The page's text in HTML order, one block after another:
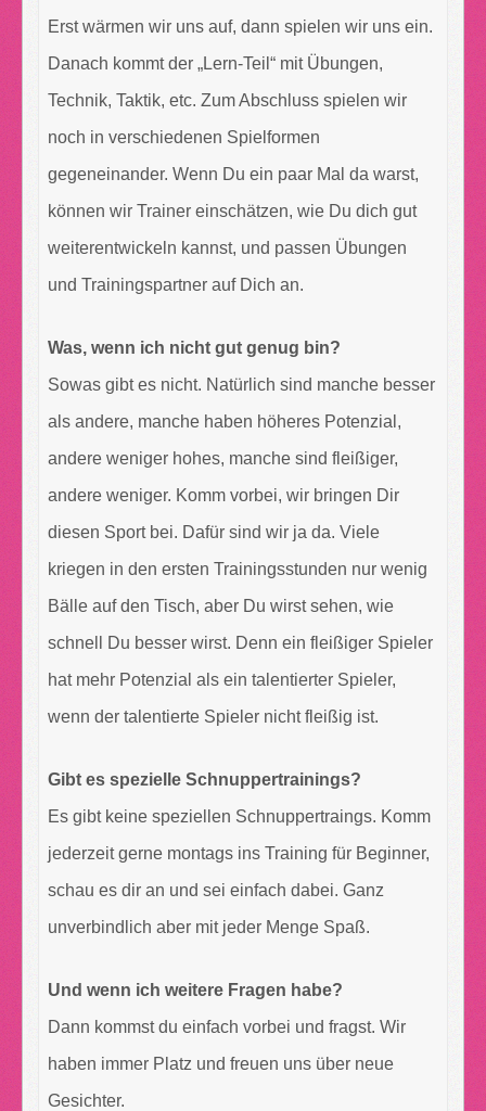
Erst wärmen wir uns auf, dann spielen wir uns ein.
Danach kommt der „Lern-Teil“ mit Übungen,
Technik, Taktik, etc. Zum Abschluss spielen wir
noch in verschiedenen Spielformen
gegeneinander. Wenn Du ein paar Mal da warst,
können wir Trainer einschätzen, wie Du dich gut
weiterentwickeln kannst, und passen Übungen
und Trainingspartner auf Dich an.
Was, wenn ich nicht gut genug bin?
Sowas gibt es nicht. Natürlich sind manche besser
als andere, manche haben höheres Potenzial,
andere weniger hohes, manche sind fleißiger,
andere weniger. Komm vorbei, wir bringen Dir
diesen Sport bei. Dafür sind wir ja da. Viele
kriegen in den ersten Trainingsstunden nur wenig
Bälle auf den Tisch, aber Du wirst sehen, wie
schnell Du besser wirst. Denn ein fleißiger Spieler
hat mehr Potenzial als ein talentierter Spieler,
wenn der talentierte Spieler nicht fleißig ist.
Gibt es spezielle Schnuppertrainings?
Es gibt keine speziellen Schnuppertraings. Komm
jederzeit gerne montags ins Training für Beginner,
schau es dir an und sei einfach dabei. Ganz
unverbindlich aber mit jeder Menge Spaß.
Und wenn ich weitere Fragen habe?
Dann kommst du einfach vorbei und fragst. Wir
haben immer Platz und freuen uns über neue
Gesichter.